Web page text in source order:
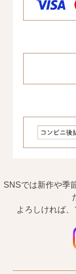
SNSでは新作や季
よろしければ